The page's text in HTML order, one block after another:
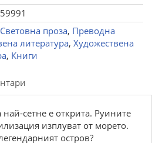
Световна проза, Преводна
литература, Художествена
, Книги
сетне е открита. Руините
изплуват от морето.
остров?